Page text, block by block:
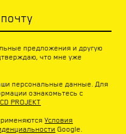
предложения и другую
что мне уже
персональные данные. Для
ознакомьтесь с
PROJEKT
Условия
Google.